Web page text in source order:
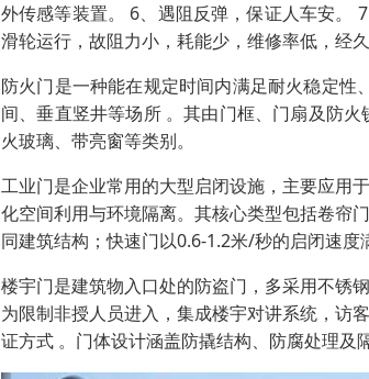
外传感等装置。 6、遇阻反弹，保证人车安。
滑轮运行，故阻力小，耗能少，维修率低，经
防火门是一种能在规定时间内满足耐火稳定
间、垂直竖井等场所 。其由门框、门扇及防
火玻璃、带亮窗等类别。
工业门是企业常用的大型启闭设施，主要应用
化空间利用与环境隔离。其核心类型包括卷帘
同建筑结构；快速门以0.6-1.2米/秒的启闭速度
楼宇门是建筑物入口处的防盗门，多采用不锈
为限制非授人员进入，集成楼宇对讲系统，访
证方式 。门体设计涵盖防撬结构、防腐处理及